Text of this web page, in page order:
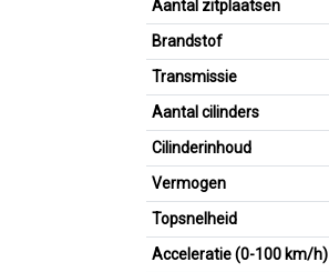
Aantal zitplaatsen
Brandstof
Transmissie
Aantal cilinders
Cilinderinhoud
Vermogen
Topsnelheid
Acceleratie (0-100 km/h)